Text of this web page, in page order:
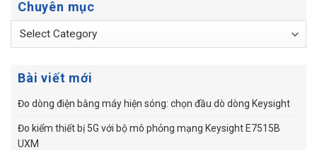
Chuyên mục
Chuyên
Bài viết mới
Đo dòng điện bằng máy hiện sóng: chọn đầu dò dòng Keysight
Đo kiểm thiết bị 5G với bộ mô phỏng mạng Keysight E7515B
UXM